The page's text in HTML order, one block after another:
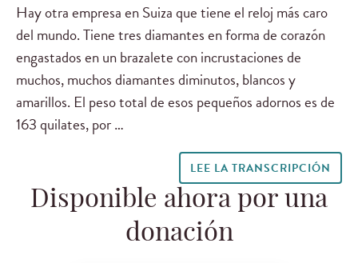
Hay otra empresa en Suiza que tiene el reloj más caro
del mundo. Tiene tres diamantes en forma de corazón
engastados en un brazalete con incrustaciones de
muchos, muchos diamantes diminutos, blancos y
amarillos. El peso total de esos pequeños adornos es de
163 quilates, por …
LEE LA TRANSCRIPCIÓN
Disponible ahora por una
donación